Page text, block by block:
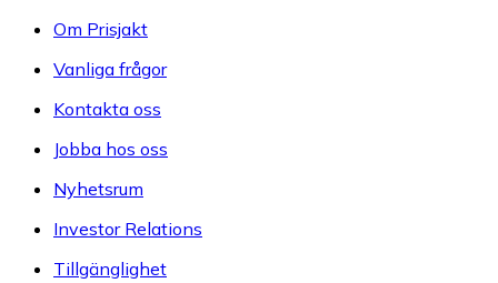
Om Prisjakt
Vanliga frågor
Kontakta oss
Jobba hos oss
Nyhetsrum
Investor Relations
Tillgänglighet